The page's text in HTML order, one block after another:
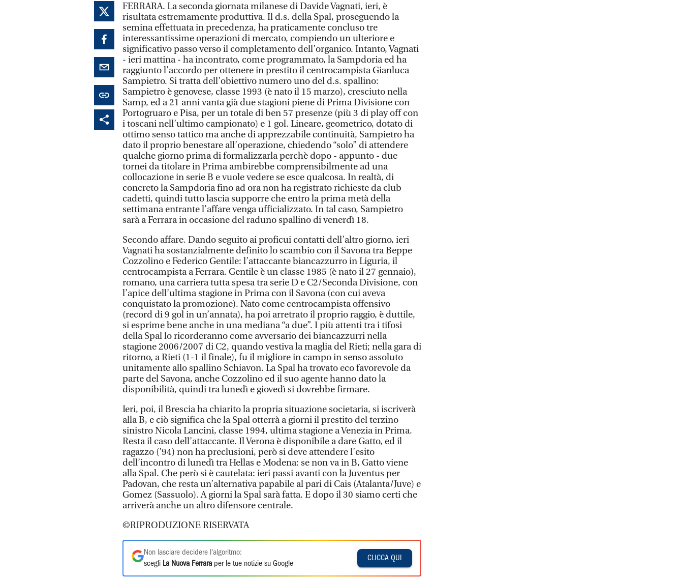
FERRARA. La seconda giornata milanese di Davide Vagnati, ieri, è
risultata estremamente produttiva. Il d.s. della Spal, proseguendo la
semina effettuata in precedenza, ha praticamente concluso tre
interessantissime operazioni di mercato, compiendo un ulteriore e
significativo passo verso il completamento dell’organico. Intanto, Vagnati
- ieri mattina - ha incontrato, come programmato, la Sampdoria ed ha
raggiunto l’accordo per ottenere in prestito il centrocampista Gianluca
Sampietro. Si tratta dell’obiettivo numero uno del d.s. spallino:
Sampietro è genovese, classe 1993 (è nato il 15 marzo), cresciuto nella
Samp, ed a 21 anni vanta già due stagioni piene di Prima Divisione con
Portogruaro e Pisa, per un totale di ben 57 presenze (più 3 di play off con
i toscani nell’ultimo campionato) e 1 gol. Lineare, geometrico, dotato di
ottimo senso tattico ma anche di apprezzabile continuità, Sampietro ha
dato il proprio benestare all’operazione, chiedendo “solo” di attendere
qualche giorno prima di formalizzarla perchè dopo - appunto - due
tornei da titolare in Prima ambirebbe comprensibilmente ad una
collocazione in serie B e vuole vedere se esce qualcosa. In realtà, di
concreto la Sampdoria fino ad ora non ha registrato richieste da club
cadetti, quindi tutto lascia supporre che entro la prima metà della
settimana entrante l’affare venga ufficializzato. In tal caso, Sampietro
sarà a Ferrara in occasione del raduno spallino di venerdì 18.
Secondo affare. Dando seguito ai proficui contatti dell’altro giorno, ieri
Vagnati ha sostanzialmente definito lo scambio con il Savona tra Beppe
Cozzolino e Federico Gentile: l’attaccante biancazzurro in Liguria, il
centrocampista a Ferrara. Gentile è un classe 1985 (è nato il 27 gennaio),
romano, una carriera tutta spesa tra serie D e C2/Seconda Divisione, con
l’apice dell’ultima stagione in Prima con il Savona (con cui aveva
conquistato la promozione). Nato come centrocampista offensivo
(record di 9 gol in un’annata), ha poi arretrato il proprio raggio, è duttile,
si esprime bene anche in una mediana “a due”. I più attenti tra i tifosi
della Spal lo ricorderanno come avversario dei biancazzurri nella
stagione 2006/2007 di C2, quando vestiva la maglia del Rieti; nella gara di
ritorno, a Rieti (1-1 il finale), fu il migliore in campo in senso assoluto
unitamente allo spallino Schiavon. La Spal ha trovato eco favorevole da
parte del Savona, anche Cozzolino ed il suo agente hanno dato la
disponibilità, quindi tra lunedì e giovedì si dovrebbe firmare.
Ieri, poi, il Brescia ha chiarito la propria situazione societaria, si iscriverà
alla B, e ciò significa che la Spal otterrà a giorni il prestito del terzino
sinistro Nicola Lancini, classe 1994, ultima stagione a Venezia in Prima.
Resta il caso dell’attaccante. Il Verona è disponibile a dare Gatto, ed il
ragazzo (’94) non ha preclusioni, però si deve attendere l’esito
dell’incontro di lunedì tra Hellas e Modena: se non va in B, Gatto viene
alla Spal. Che però si è cautelata: ieri passi avanti con la Juventus per
Padovan, che resta un’alternativa papabile al pari di Cais (Atalanta/Juve) e
Gomez (Sassuolo). A giorni la Spal sarà fatta. E dopo il 30 siamo certi che
arriverà anche un altro difensore centrale.
©RIPRODUZIONE RISERVATA
Non lasciare decidere l'algoritmo:
scegli La Nuova Ferrara per le tue notizie su Google
CLICCA QUI